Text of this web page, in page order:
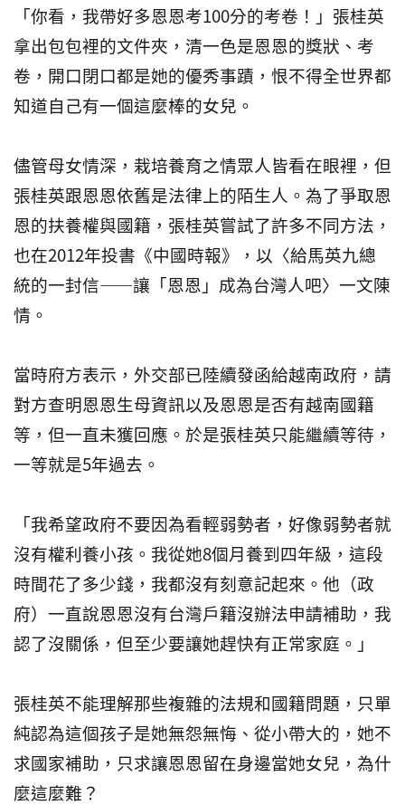
「你看，我帶好多恩恩考100分的考卷！」張桂英
拿出包包裡的文件夾，清一色是恩恩的獎狀、考
卷，開口閉口都是她的優秀事蹟，恨不得全世界都
知道自己有一個這麼棒的女兒。
儘管母女情深，栽培養育之情眾人皆看在眼裡，但
張桂英跟恩恩依舊是法律上的陌生人。為了爭取恩
恩的扶養權與國籍，張桂英嘗試了許多不同方法，
也在2012年投書《中國時報》，以〈給馬英九總
統的一封信——讓「恩恩」成為台灣人吧〉一文陳
情。
當時府方表示，外交部已陸續發函給越南政府，請
對方查明恩恩生母資訊以及恩恩是否有越南國籍
等，但一直未獲回應。於是張桂英只能繼續等待，
一等就是5年過去。
「我希望政府不要因為看輕弱勢者，好像弱勢者就
沒有權利養小孩。我從她8個月養到四年級，這段
時間花了多少錢，我都沒有刻意記起來。他（政
府）一直說恩恩沒有台灣戶籍沒辦法申請補助，我
認了沒關係，但至少要讓她趕快有正常家庭。」
張桂英不能理解那些複雜的法規和國籍問題，只單
純認為這個孩子是她無怨無悔、從小帶大的，她不
求國家補助，只求讓恩恩留在身邊當她女兒，為什
麼這麼難？